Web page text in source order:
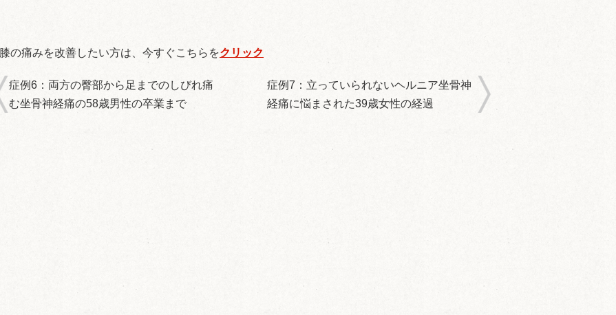
膝の痛みを改善したい方は、今すぐこちらをクリック
症例6：両方の臀部から足までのしびれ痛
む坐骨神経痛の58歳男性の卒業まで
症例7：立っていられないヘルニア坐骨神
経痛に悩まされた39歳女性の経過